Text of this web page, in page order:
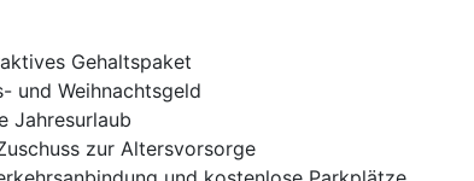
Gehaltspaket
und Weihnachtsgeld
Jahresurlaub
zur Altersvorsorge